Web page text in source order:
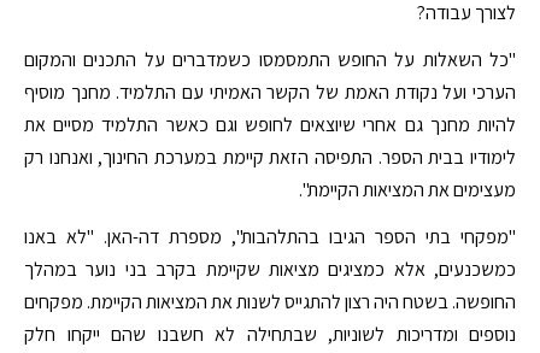
לצורך עבודה?
"כל השאלות על החופש התמסמסו כשמדברים על התכנים והמקום
הערכי ועל נקודת האמת של הקשר האמיתי עם התלמיד. מחנך מוסיף
להיות מחנך גם אחרי שיוצאים לחופש וגם כאשר התלמיד מסיים את
לימודיו בבית הספר. התפיסה הזאת קיימת במערכת החינוך, ואנחנו רק
מעצימים את המציאות הקיימת".
"מפקחי בתי הספר הגיבו בהתלהבות", מספרת דה-האן. "לא באנו
כמשכנעים, אלא כמציגים מציאות שקיימת בקרב בני נוער במהלך
החופשה. בשטח היה רצון להתגייס לשנות את המציאות הקיימת. מפקחים
נוספים ומדריכות לשוניות, שבתחילה לא חשבנו שהם ייקחו חלק